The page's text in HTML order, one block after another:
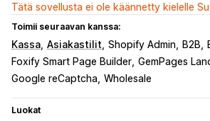
Tätä sovellusta ei ole käännetty kielelle
Toimii seuraavan kanssa:
Kassa Asiakastilit Shopify Admin B2B
Foxify Smart Page Builder GemPages
Google reCaptcha Wholesale
Luokat